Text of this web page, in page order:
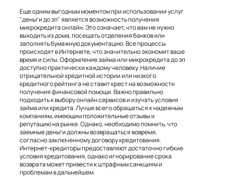
Еще одним выгодным моментом при использовании услуг
"деньги до зп" является возможность получения
микрокредита онлайн. Это означает, что вам не нужно
выходить из дома, посещать отделения банков или
заполнять бумажную документацию. Все процессы
происходят в Интернете, что значительно экономит ваше
время и силы. Оформление займа или микрокредита до зп
доступно практически каждому человеку. Наличие
отрицательной кредитной истории или низкого
кредитного рейтинга не ставит крест на возможности
получения финансовой помощи. Важно правильно
подходить к выбору онлайн сервисов и изучать условия
займа или кредита. Лучше всего обращаться к надежным
компаниям, имеющим положительные отзывы и
репутацию на рынке. Однако, необходимо помнить, что
заемные деньги должны возвращаться вовремя,
согласно заключенному договору кредитования.
Интернет-кредиторы предоставляют достаточно гибкие
условия кредитования, однако игнорирование срока
возврата может привести к штрафным санкциям и
проблемам в дальнейшем.